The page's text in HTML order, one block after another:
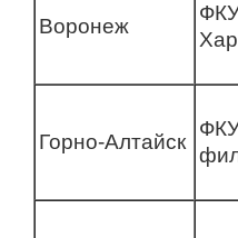
Воронеж
Горно-Алтайск